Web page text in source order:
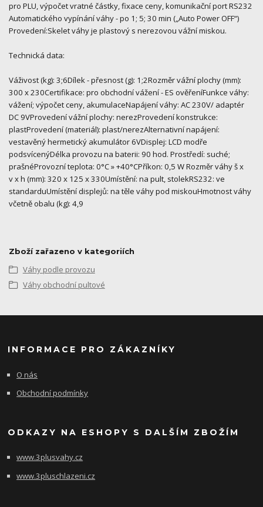
pro PLU, výpočet vratné částky, fixace ceny, komunikační port RS232
Automatického vypínání váhy - po 1; 5; 30 min („Auto Power OFF“)
Provedení:Skelet váhy je plastový s nerezovou vážní miskou.
Technická data:
Váživost (kg): 3;6Dílek - přesnost (g): 1;2Rozměr vážní plochy (mm):
300 x 230Certifikace: pro obchodní vážení - ES ověřeníFunkce váhy:
vážení; výpočet ceny, akumulaceNapájení váhy: AC 230V/ adaptér
DC 9VProvedení vážní plochy: nerezProvedení konstrukce:
plastProvedení (materiál): plast/nerezAlternativní napájení:
vestavěný hermetický akumulátor 6VDisplej: LCD modře
podsvícenýDélka provozu na baterii: 90 hod. Prostředí: suché;
prašnéProvozní teplota: 0°C » +40°CPříkon: 0,5 W Rozměr váhy š x
v x h (mm): 320 x 125 x 330Umístění: na pult, stolekRS232: ve
standarduUmístění displejů: na těle váhy pod miskouHmotnost váhy
včetně obalu (kg): 4,9
Zboží zařazeno v kategoriích
Váhy podle provozu
Váhy obchodní pultové
INFORMACE PRO ZÁKAZNÍKY
O nás
Obchodní podmínky
ODKAZY NA ESHOPY S DALŠÍM ZBOŽÍM
www.3plusvahy.cz
www.3pluschlazeni.cz